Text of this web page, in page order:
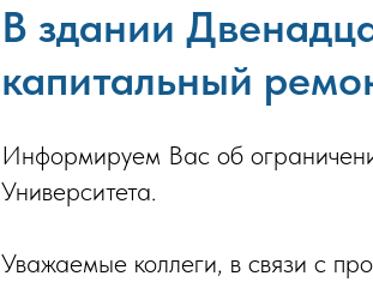
В здании
капитальный
Информируем Вас об
Университета.
Уважаемые коллеги, в связи с